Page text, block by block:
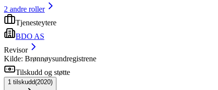
2 andre roller
Tjenesteytere
BDO AS
Revisor
Kilde: Brønnøysundregistrene
Tilskudd og støtte
1 tilskudd(2020)